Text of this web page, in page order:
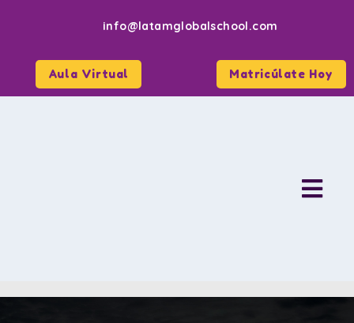
info@latamglobalschool.com
Aula Virtual Matricúlate Hoy